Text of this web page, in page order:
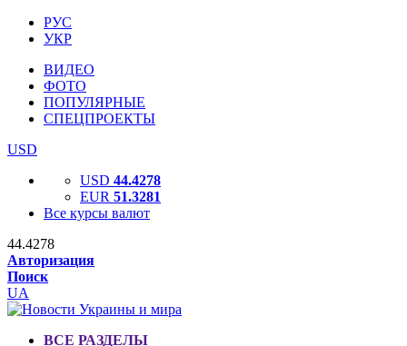
РУС
УКР
ВИДЕО
ФОТО
ПОПУЛЯРНЫЕ
СПЕЦПРОЕКТЫ
USD
USD 44.4278
EUR 51.3281
Все курсы валют
44.4278
Авторизация
Поиск
UA
ВСЕ РАЗДЕЛЫ